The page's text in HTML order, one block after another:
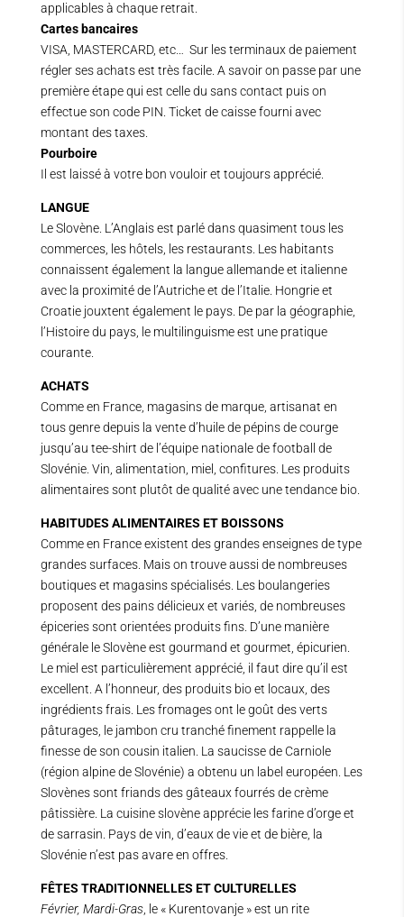
applicables à chaque retrait.
Cartes bancaires
VISA, MASTERCARD, etc… Sur les terminaux de paiement
régler ses achats est très facile. A savoir on passe par une
première étape qui est celle du sans contact puis on
effectue son code PIN. Ticket de caisse fourni avec
montant des taxes.
Pourboire
Il est laissé à votre bon vouloir et toujours apprécié.
LANGUE
Le Slovène. L’Anglais est parlé dans quasiment tous les
commerces, les hôtels, les restaurants. Les habitants
connaissent également la langue allemande et italienne
avec la proximité de l’Autriche et de l’Italie. Hongrie et
Croatie jouxtent également le pays. De par la géographie,
l’Histoire du pays, le multilinguisme est une pratique
courante.
ACHATS
Comme en France, magasins de marque, artisanat en
tous genre depuis la vente d’huile de pépins de courge
jusqu’au tee-shirt de l’équipe nationale de football de
Slovénie. Vin, alimentation, miel, confitures. Les produits
alimentaires sont plutôt de qualité avec une tendance bio.
HABITUDES ALIMENTAIRES ET BOISSONS
Comme en France existent des grandes enseignes de type
grandes surfaces. Mais on trouve aussi de nombreuses
boutiques et magasins spécialisés. Les boulangeries
proposent des pains délicieux et variés, de nombreuses
épiceries sont orientées produits fins. D’une manière
générale le Slovène est gourmand et gourmet, épicurien.
Le miel est particulièrement apprécié, il faut dire qu’il est
excellent. A l’honneur, des produits bio et locaux, des
ingrédients frais. Les fromages ont le goût des verts
pâturages, le jambon cru tranché finement rappelle la
finesse de son cousin italien. La saucisse de Carniole
(région alpine de Slovénie) a obtenu un label européen. Les
Slovènes sont friands des gâteaux fourrés de crème
pâtissière. La cuisine slovène apprécie les farine d’orge et
de sarrasin. Pays de vin, d’eaux de vie et de bière, la
Slovénie n’est pas avare en offres.
FÊTES TRADITIONNELLES ET CULTURELLES
Février, Mardi-Gras, le « Kurentovanje » est un rite